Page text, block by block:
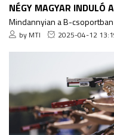
NÉGY MAGYAR INDULÓ
Mindannyian a B-
by MTI 2025-04-12